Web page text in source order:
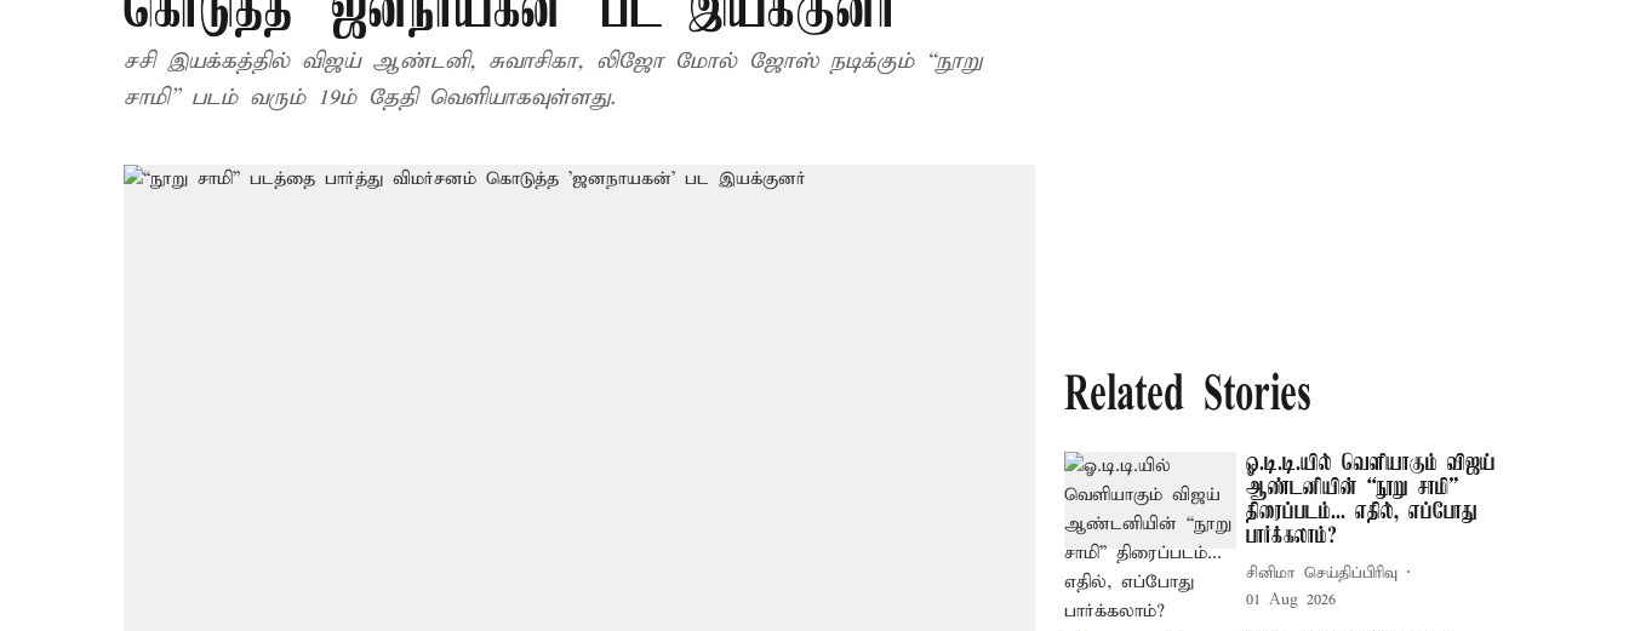
சசி இயக்கத்தில் விஜய் ஆண்டனி, சுவாசிகா, லிஜோ மோல் ஜோஸ் நடிக்கும் “நூறு
சாமி” படம் வரும் 19ம் தேதி வெளியாகவுள்ளது.
Related Stories
ஓ.டி.டி.யில் வெளியாகும் விஜய்
ஆண்டனியின் “நூறு சாமி”
திரைப்படம்... எதில், எப்போது
பார்க்கலாம்?
சினிமா செய்திப்பிரிவு
01 Aug 2026